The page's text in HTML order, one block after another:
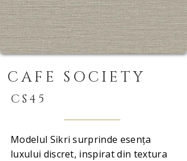
CAFE SOCIETY
CS45
Modelul Sikri surprinde esența
luxului discret, inspirat din textura